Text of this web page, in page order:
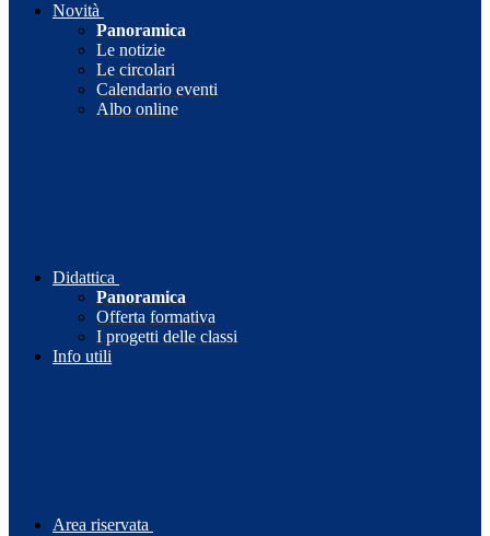
Novità
Panoramica
Le notizie
Le circolari
Calendario eventi
Albo online
Didattica
Panoramica
Offerta formativa
I progetti delle classi
Info utili
Area riservata